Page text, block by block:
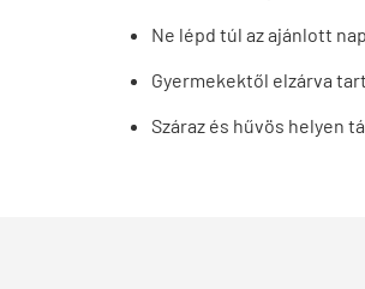
Ne lépd túl az ajánlott
Gyermekektől elzárva
Száraz és hűvös helyen